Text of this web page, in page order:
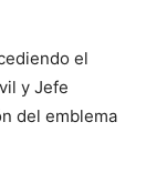
el
y Jefe
del emblema